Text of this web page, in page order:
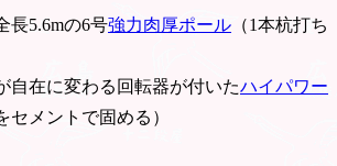
長5.6mの6号強力肉厚ポール （1本杭打ち
自在に変わる回転器が付いたハイパワー
セメントで固める）